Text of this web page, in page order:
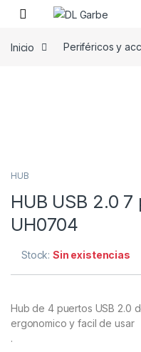
Inicio Periféricos y
HUB
HUB USB 2.0
UH0704
Stock:Sin existencias
Hub de 4 puertos USB 2.0
ergonomico y facil de usar
.